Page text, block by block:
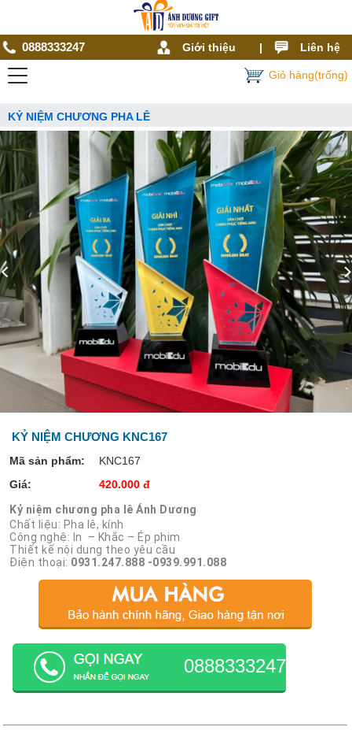
0888333247 Giới thiệu | Liên hệ
Giỏ hàng(trống)
KỶ NIỆM CHƯƠNG PHA LÊ
KỶ NIỆM CHƯƠNG KNC167
Mã sản phẩm:
KNC167
Giá:
420.000 đ
Kỷ niệm chương pha lê Ánh Dương
Chất liệu: Pha lê, kính
Công nghệ: In – Khắc – Ép phim
Thiết kế nội dung theo yêu cầu
Điện thoại: 0931.247.888 -0939.991.088
0888333247